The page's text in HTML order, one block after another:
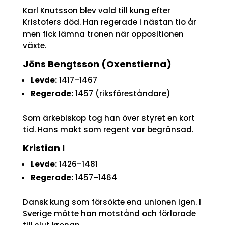
Karl Knutsson blev vald till kung efter
Kristofers död. Han regerade i nästan tio år
men fick lämna tronen när oppositionen
växte.
Jöns Bengtsson (Oxenstierna)
Levde:1417–1467
Regerade:1457 (riksföreståndare)
Som ärkebiskop tog han över styret en kort
tid. Hans makt som regent var begränsad.
Kristian I
Levde:1426–1481
Regerade:1457–1464
Dansk kung som försökte ena unionen igen. I
Sverige mötte han motstånd och förlorade